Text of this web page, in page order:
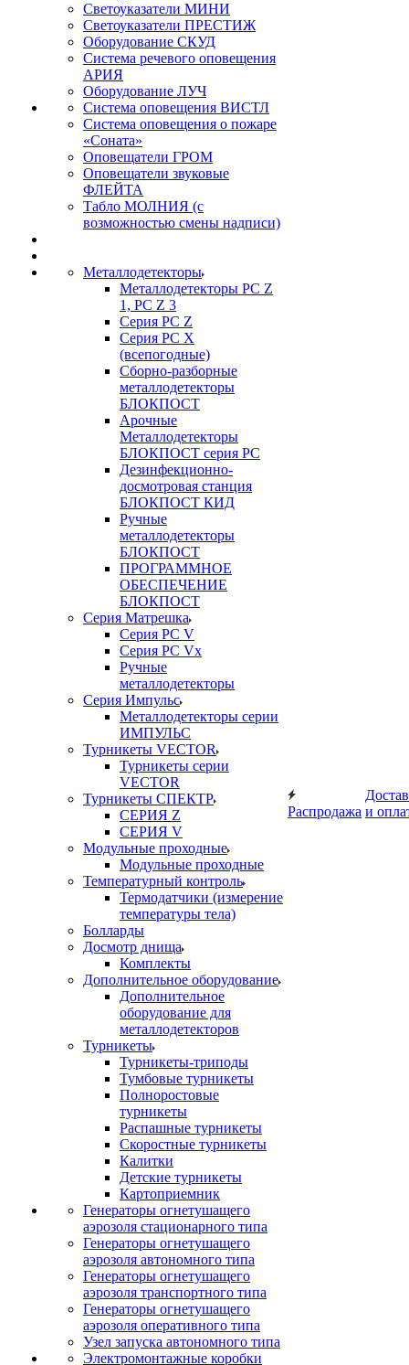
Светоуказатели МИНИ
Светоуказатели ПРЕСТИЖ
Оборудование СКУД
Система речевого оповещения
АРИЯ
Оборудование ЛУЧ
Система оповещения ВИСТЛ
Система оповещения о пожаре
«Соната»
Оповещатели ГРОМ
Оповещатели звуковые
ФЛЕЙТА
Табло МОЛНИЯ (с
возможностью смены надписи)
Металлодетекторы
Металлодетекторы РС Z
1, PC Z 3
Серия РС Z
Серия РС X
(всепогодные)
Сборно-разборные
металлодетекторы
БЛОКПОСТ
Арочные
Металлодетекторы
БЛОКПОСТ серия РС
Дезинфекционно-
досмотровая станция
БЛОКПОСТ КИД
Ручные
металлодетекторы
БЛОКПОСТ
ПРОГРАММНОЕ
ОБЕСПЕЧЕНИЕ
БЛОКПОСТ
Серия Матрешка
Серия PC V
Серия PC Vx
Ручные
металлодетекторы
Серия Импульс
Металлодетекторы серии
ИМПУЛЬС
Турникеты VECTOR
Турникеты серии
VECTOR
Турникеты СПЕКТР
СЕРИЯ Z
СЕРИЯ V
Модульные проходные
Модульные проходные
Температурный контроль
Термодатчики (измерение
температуры тела)
Болларды
Досмотр днища
Комплекты
Дополнительное оборудование
Дополнительное
оборудование для
металлодетекторов
Турникеты
Турникеты-триподы
Тумбовые турникеты
Полноростовые
турникеты
Распашные турникеты
Скоростные турникеты
Калитки
Детские турникеты
Картоприемник
Генераторы огнетушащего
аэрозоля стационарного типа
Генераторы огнетушащего
аэрозоля автономного типа
Генераторы огнетушащего
аэрозоля транспортного типа
Генераторы огнетушащего
аэрозоля оперативного типа
Узел запуска автономного типа
Электромонтажные коробки
Распродажа и